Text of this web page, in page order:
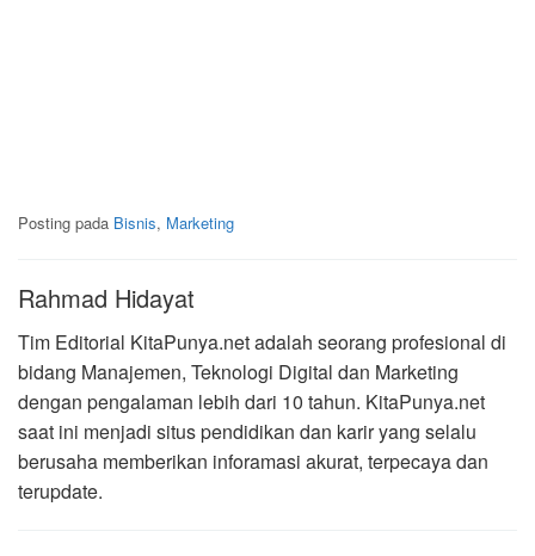
Posting pada Bisnis, Marketing
Rahmad Hidayat
Tim Editorial KitaPunya.net adalah seorang profesional di
bidang Manajemen, Teknologi Digital dan Marketing
dengan pengalaman lebih dari 10 tahun. KitaPunya.net
saat ini menjadi situs pendidikan dan karir yang selalu
berusaha memberikan inforamasi akurat, terpecaya dan
terupdate.